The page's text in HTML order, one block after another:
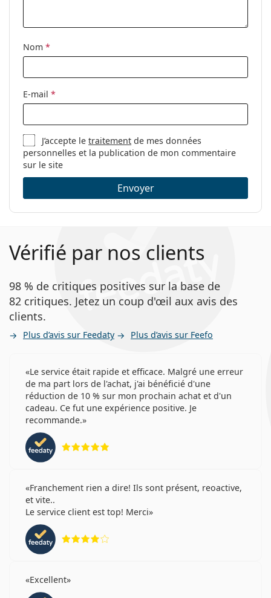
nettoyage:
Autres
Catégorie:
Marque:
Code:
Nom *
E-mail *
J’accepte letraitement de mes données
personnelles et la publication de mon commentaire
sur le site
Envoyer
Vérifié par nos clients
98 % de critiques positives sur la base de
82 critiques. Jetez un coup d'œil aux avis des
clients.
Plus d’avis sur Feedaty Plus d’avis sur Feefo
Le service était rapide et efficace. Malgré une erreur
de ma part lors de l'achat, j'ai bénéficié d'une
réduction de 10 % sur mon prochain achat et d'un
cadeau. Ce fut une expérience positive. Je
recommande.
Franchement rien a dire! Ils sont présent, reoactive,
et vite..
Le service client est top! Merci
Excellent